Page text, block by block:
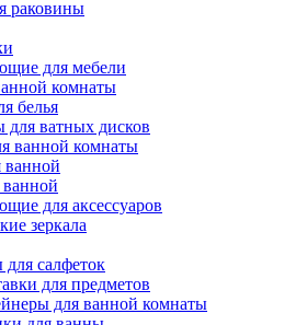
раковины
для мебели
комнаты
белья
для ватных дисков
ванной комнаты
ванной
для аксессуаров
зеркала
для салфеток
для предметов
для ванной комнаты